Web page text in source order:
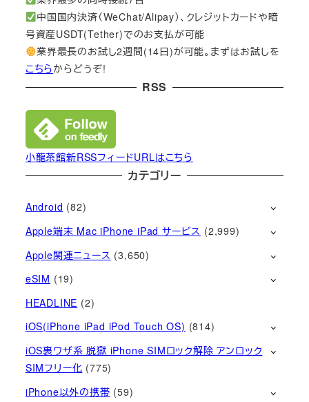
中国国内決済（WeChat/Alipay）、クレジットカードや暗
号資産USDT(Tether)でのお支払が可能
業界最長のお試し2週間(14日)が可能。まずはお試しを
こちらからどうぞ!
RSS
小龍茶館新RSSフィードURLはこちら
カテゴリー
Android (82)
Apple端末 Mac iPhone iPad サービス (2,999)
Apple関連ニュース (3,650)
eSIM (19)
HEADLINE (2)
iOS(iPhone iPad iPod Touch OS) (814)
iOS裏ワザ系 脱獄 iPhone SIMロック解除 アンロック
SIMフリー化 (775)
iPhone以外の携帯 (59)